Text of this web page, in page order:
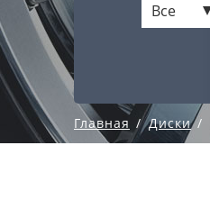
Все
Главная Диски